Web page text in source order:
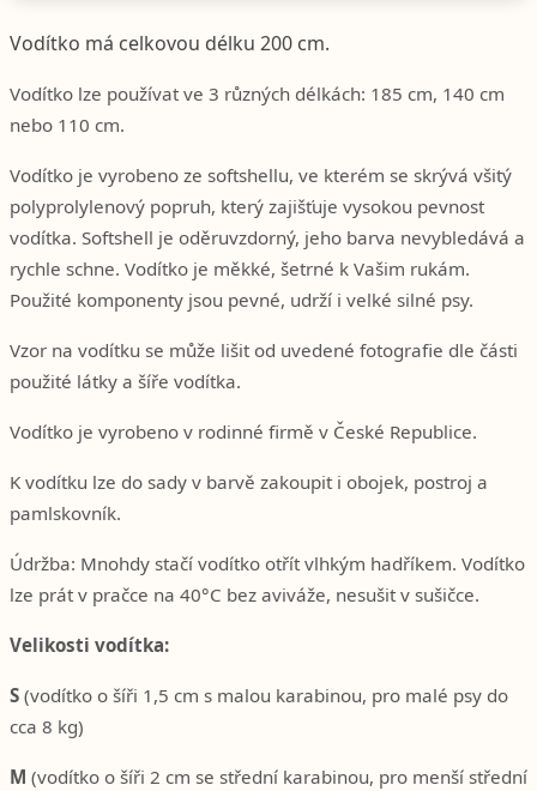
Vodítko má celkovou délku 200 cm.
Vodítko lze používat ve 3 různých délkách: 185 cm, 140 cm
nebo 110 cm.
Vodítko je vyrobeno ze softshellu, ve kterém se skrývá všitý
polyprolylenový popruh, který zajišťuje vysokou pevnost
vodítka. Softshell je oděruvzdorný, jeho barva nevybledává a
rychle schne. Vodítko je měkké, šetrné k Vašim rukám.
Použité komponenty jsou pevné, udrží i velké silné psy.
Vzor na vodítku se může lišit od uvedené fotografie dle části
použité látky a šíře vodítka.
Vodítko je vyrobeno v rodinné firmě v České Republice.
K vodítku lze do sady v barvě zakoupit i obojek, postroj a
pamlskovník.
Údržba: Mnohdy stačí vodítko otřít vlhkým hadříkem. Vodítko
lze prát v pračce na 40°C bez aviváže, nesušit v sušičce.
Velikosti vodítka:
S (vodítko o šíři 1,5 cm s malou karabinou, pro malé psy do
cca 8 kg)
M (vodítko o šíři 2 cm se střední karabinou, pro menší střední